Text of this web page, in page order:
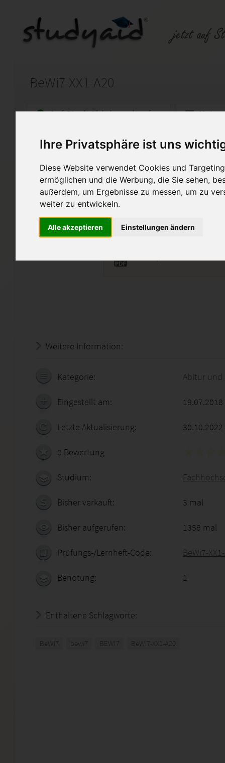
Ihre Privatsphäre ist uns
Diese Website verwendet Cookies und
ermöglichen und die Werbung, die Sie sehen,
außerdem, um Ergebnisse zu messen, um zu
weiter zu entwickeln.
Alle akzeptieren Einstellungen ändern
BeWi7-XX1-A20
Auf StudyAid.de verkaufen
Startseite Abitur und Hochschule
BeWi7-XX1-A20
Korrigiert vom Fernlehrer, Note
Weitere Information:
Kategorie: Abitur und
Eingestellt am:
Letzte Aktualisierung: 30.10.2022
0 Bewertung
Studium:
Bisher verkauft: 3 mal
Bisher aufgerufen: 1358 mal
Prüfungs-/Lernheft-Code: BeWi7-
Benotung: 1
Enthaltene Schlagworte:
BeWi7 bewi7 BEWI7 BeWi7-XX1-A20